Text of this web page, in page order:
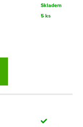
Skladem
5 ks